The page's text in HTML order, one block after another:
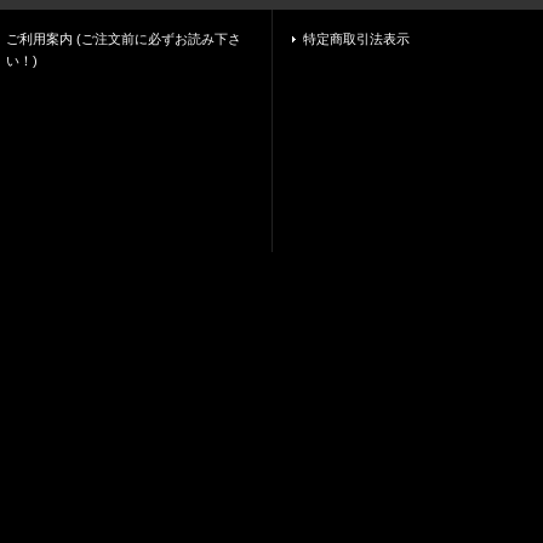
ご利用案内 (ご注文前に必ずお読み下さ
い！)
特定商取引法表示